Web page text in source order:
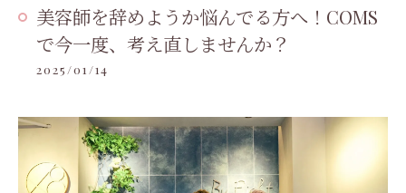
美容師を辞めようか悩んでる方へ！COMS
で今一度、考え直しませんか？
2025/01/14